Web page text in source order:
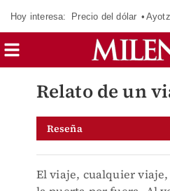
Hoy interesa: Precio del dólar
Relato de un
Reseña
El viaje, cualquier